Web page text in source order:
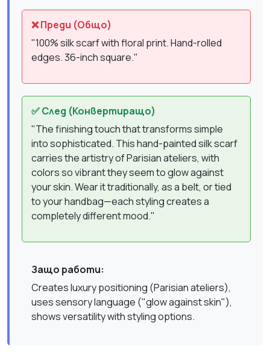
❌ Преди (Общо)
"100% silk scarf with floral print. Hand-rolled
edges. 36-inch square."
✅ След (Конвертиращо)
"The finishing touch that transforms simple
into sophisticated. This hand-painted silk scarf
carries the artistry of Parisian ateliers, with
colors so vibrant they seem to glow against
your skin. Wear it traditionally, as a belt, or tied
to your handbag—each styling creates a
completely different mood."
Защо работи:
Creates luxury positioning (Parisian ateliers),
uses sensory language ("glow against skin"),
shows versatility with styling options.